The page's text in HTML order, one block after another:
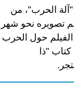
الحرب"، من
تصويره نحو شهر
حول الحرب
"ذا
.